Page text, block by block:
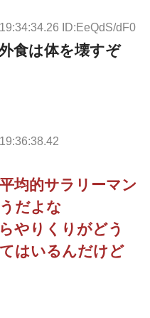
ID:EeQdS/dF0
食は体を壊すぞ
均的サラリーマン
だよな
やりくりがどう
はいるんだけど